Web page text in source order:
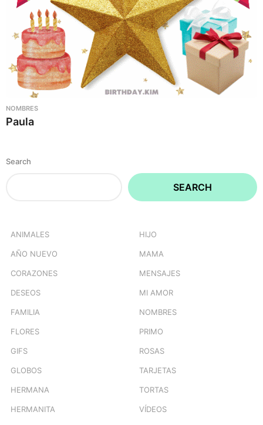
NOMBRES
Paula
Search
SEARCH
ANIMALES
AÑO NUEVO
CORAZONES
DESEOS
FAMILIA
FLORES
GIFS
GLOBOS
HERMANA
HERMANITA
HIJO
MAMA
MENSAJES
MI AMOR
NOMBRES
PRIMO
ROSAS
TARJETAS
TORTAS
VÍDEOS